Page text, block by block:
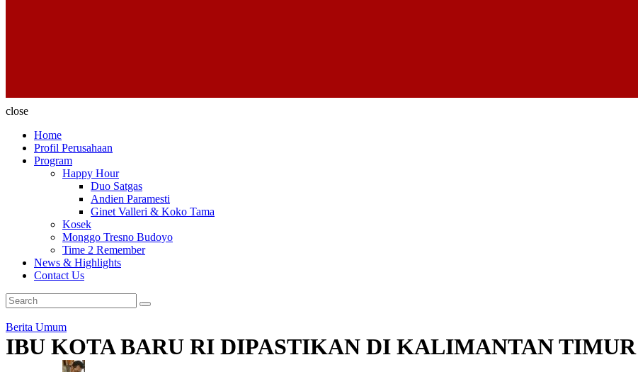
close
Home
Profil Perusahaan
Program
Happy Hour
Duo Satgas
Andien Paramesti
Ginet Valleri & Koko Tama
Kosek
Monggo Tresno Budoyo
Time 2 Remember
News & Highlights
Contact Us
Berita Umum
IBU KOTA BARU RI DIPASTIKAN DI KALIMANTAN TIMUR